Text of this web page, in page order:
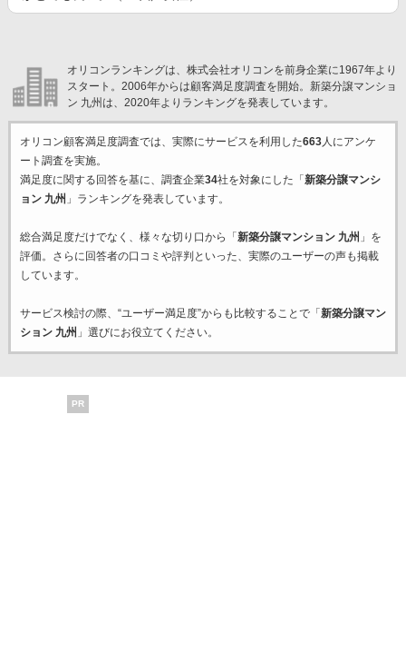
オリコンランキングは、株式会社オリコンを前身企業に1967年より
スタート。2006年からは顧客満足度調査を開始。新築分譲マンショ
ン 九州は、2020年よりランキングを発表しています。
オリコン顧客満足度調査では、実際にサービスを利用した663人にアンケ
ート調査を実施。
満足度に関する回答を基に、調査企業34社を対象にした「 新築分譲マンシ
ョン 九州 」ランキングを発表しています。
総合満足度だけでなく、様々な切り口から「 新築分譲マンション 九州 」を
評価。さらに回答者の口コミや評判といった、実際のユーザーの声も掲載
しています。
サービス検討の際、“ユーザー満足度”からも比較することで「 新築分譲マン
ション 九州 」選びにお役立てください。
PR